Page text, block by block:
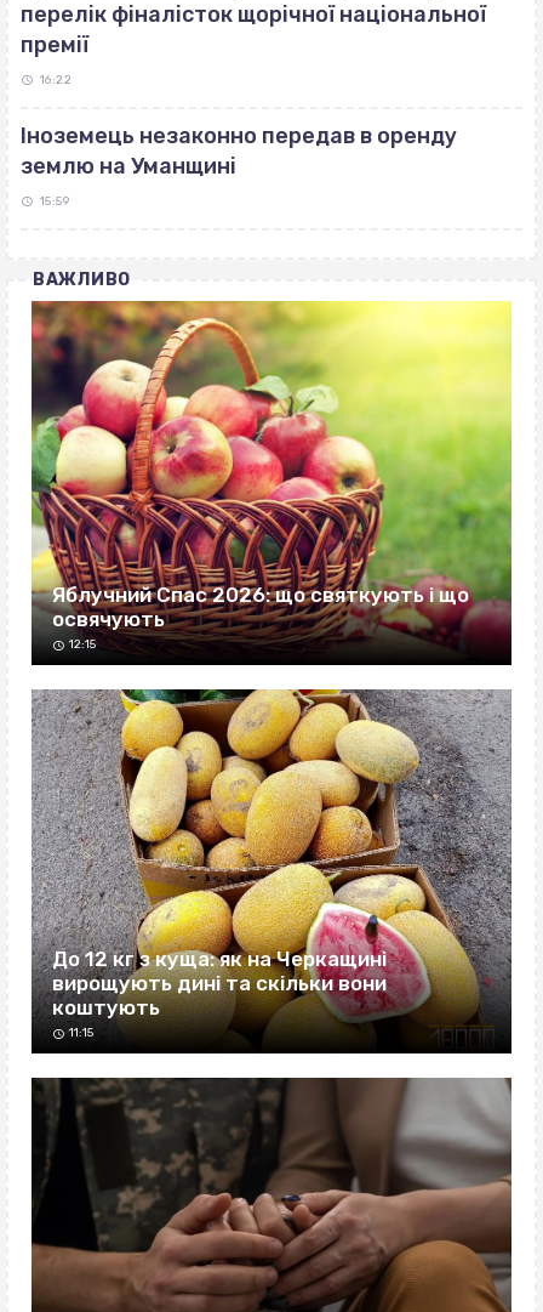
перелік фіналісток щорічної національної
премії
16:22
Іноземець незаконно передав в оренду
землю на Уманщині
15:59
ВАЖЛИВО
Яблучний Спас 2026: що святкують і що
освячують
12:15
До 12 кг з куща: як на Черкащині
вирощують дині та скільки вони
коштують
11:15